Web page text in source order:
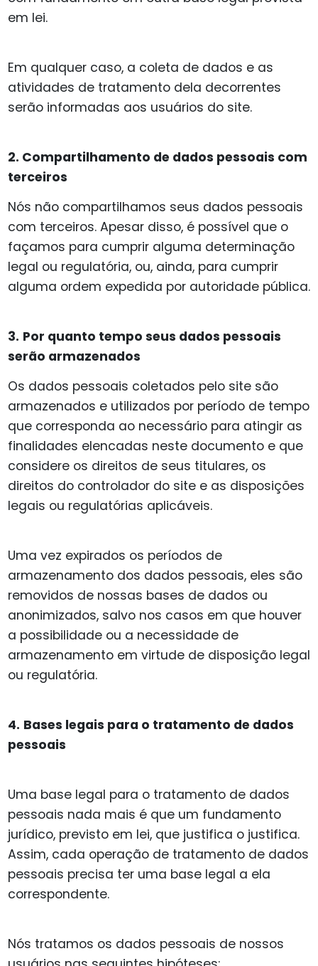
em lei.
Em qualquer caso, a coleta de dados e as
atividades de tratamento dela decorrentes
serão informadas aos usuários do site.
2. Compartilhamento de dados pessoais com
terceiros
Nós não compartilhamos seus dados pessoais
com terceiros. Apesar disso, é possível que o
façamos para cumprir alguma determinação
legal ou regulatória, ou, ainda, para cumprir
alguma ordem expedida por autoridade pública.
3. Por quanto tempo seus dados pessoais
serão armazenados
Os dados pessoais coletados pelo site são
armazenados e utilizados por período de tempo
que corresponda ao necessário para atingir as
finalidades elencadas neste documento e que
considere os direitos de seus titulares, os
direitos do controlador do site e as disposições
legais ou regulatórias aplicáveis.
Uma vez expirados os períodos de
armazenamento dos dados pessoais, eles são
removidos de nossas bases de dados ou
anonimizados, salvo nos casos em que houver
a possibilidade ou a necessidade de
armazenamento em virtude de disposição legal
ou regulatória.
4. Bases legais para o tratamento de dados
pessoais
Uma base legal para o tratamento de dados
pessoais nada mais é que um fundamento
jurídico, previsto em lei, que justifica o justifica.
Assim, cada operação de tratamento de dados
pessoais precisa ter uma base legal a ela
correspondente.
Nós tratamos os dados pessoais de nossos